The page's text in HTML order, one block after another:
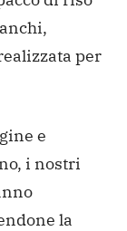
per
e
i nostri
la